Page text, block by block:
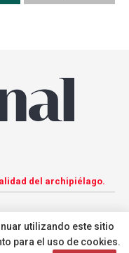
del archipiélago.
utilizando este sitio
para el uso de cookies.